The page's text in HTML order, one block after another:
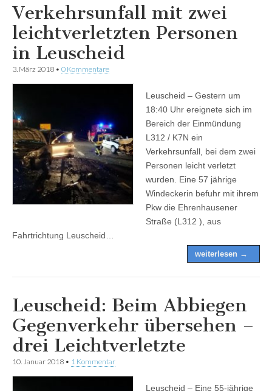
Verkehrsunfall mit zwei
leichtverletzten Personen
in Leuscheid
3. März 2018 • 0 Kommentare
Leuscheid – Gestern um
18:40 Uhr ereignete sich im
Bereich der Einmündung
L312 / K7N ein
Verkehrsunfall, bei dem zwei
Personen leicht verletzt
wurden. Eine 57 jährige
Windeckerin befuhr mit ihrem
Pkw die Ehrenhausener
Straße (L312 ), aus
Fahrtrichtung Leuscheid…
weiterlesen →
Leuscheid: Beim Abbiegen
Gegenverkehr übersehen –
drei Leichtverletzte
10. Januar 2018 • 1 Kommentar
Leuscheid – Eine 55-jährige